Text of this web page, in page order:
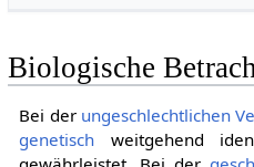
Biologische
Bei der ungeschlechtlichen
genetisch weitgehend